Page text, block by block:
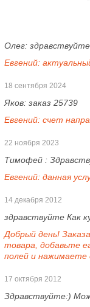
Олег:
Евгений:
18 сентября 2024
Яков: заказ 25739
Евгений: счет
22 ноября 2023
Тимофей :
Евгений: данная
14 декабря 2012
здравствуйте Как
Добрый день!
товара, добавьте
полей и нажимаете
17 октября 2012
Здравствуйте:)